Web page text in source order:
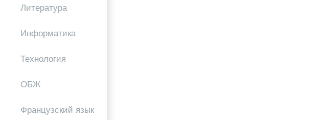
Литература
Информатика
Технология
ОБЖ
Французский язык